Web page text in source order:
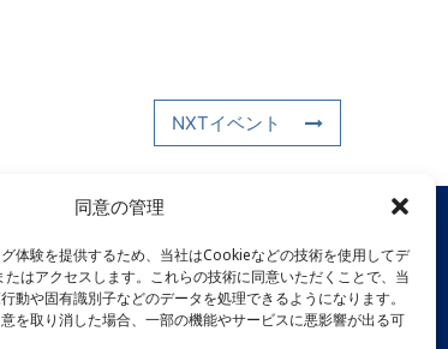
同意の管理
体験を提供するため、当社はCookieなどの技術を使用してデ
はアクセスします。これらの技術に同意いただくことで、当
動や固有識別子などのデータを処理できるようになります。
を取り消した場合、一部の機能やサービスに悪影響が出る可
NXTイベント